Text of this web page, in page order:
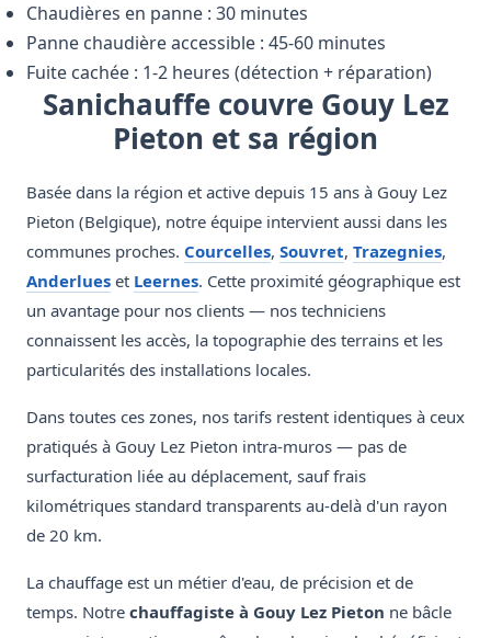
Chaudières en panne : 30 minutes
Panne chaudière accessible : 45-60 minutes
Fuite cachée : 1-2 heures (détection + réparation)
Sanichauffe couvre Gouy Lez
Pieton et sa région
Basée dans la région et active depuis 15 ans à Gouy Lez
Pieton (Belgique), notre équipe intervient aussi dans les
communes proches. Courcelles, Souvret, Trazegnies,
Anderlues et Leernes. Cette proximité géographique est
un avantage pour nos clients — nos techniciens
connaissent les accès, la topographie des terrains et les
particularités des installations locales.
Dans toutes ces zones, nos tarifs restent identiques à ceux
pratiqués à Gouy Lez Pieton intra-muros — pas de
surfacturation liée au déplacement, sauf frais
kilométriques standard transparents au-delà d'un rayon
de 20 km.
La chauffage est un métier d'eau, de précision et de
temps. Notre chauffagiste à Gouy Lez Pieton ne bâcle